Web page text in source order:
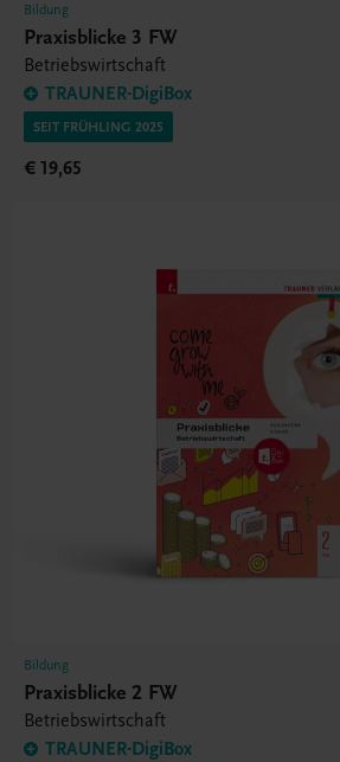
Bildung
Praxisblicke 3 FW
Betriebswirtschaft
TRAUNER-DigiBox
SEIT FRÜHLING 2025
€ 19,65
Bildung
Praxisblicke 2 FW
Betriebswirtschaft
TRAUNER-DigiBox